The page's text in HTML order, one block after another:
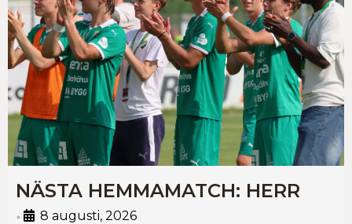
NÄSTA HEMMAMATCH: HERR
•
8 augusti, 2026